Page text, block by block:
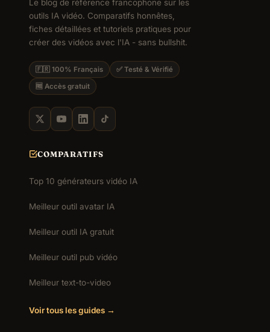
Le blog de référence francophone sur les
outils IA vidéo. Comparatifs honnêtes,
fiches détaillées et tutoriels pratiques pour
créer des vidéos avec l'IA - sans bullshit.
🇫🇷 100% Français
✅ Testé & Vérifié
🆓 Accès gratuit
COMPARATIFS
Top 10 générateurs vidéo IA
Meilleur outil avatar IA
Meilleur outil IA gratuit
Meilleur outil pub vidéo
Meilleur text-to-video
Voir tous les guides →